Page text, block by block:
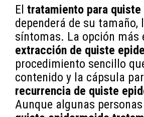
El tratamiento para
dependerá de su tamaño,
síntomas. La opción más
extracción de quiste
procedimiento sencillo
contenido y la cápsula
recurrencia de quiste
Aunque algunas